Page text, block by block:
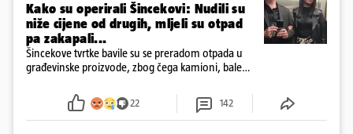
Kako su operirali Šincekovi: Nudili su
niže cijene od drugih, mljeli su otpad
pa zakapali...
Šincekove tvrtke bavile su se preradom otpada u
građevinske proizvode, zbog čega kamioni, bale
22 142